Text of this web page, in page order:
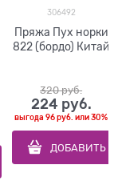
306492
Пряжа Пух норки
822 (бордо) Китай
320 руб.
224 руб.
выгода96 руб. или30%
ДОБАВИТЬ